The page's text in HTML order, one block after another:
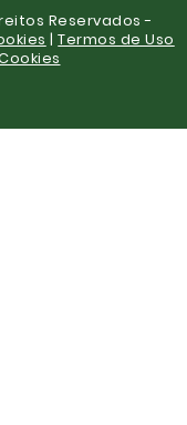
Reservados -
|Termos de Uso